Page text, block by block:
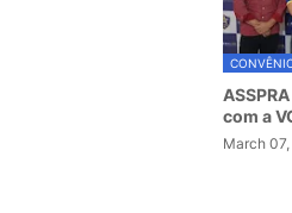
com a
March